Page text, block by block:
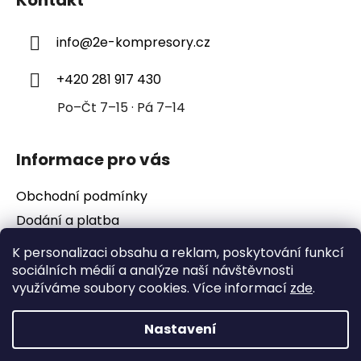
K personalizaci obsahu a reklam, poskytování funkcí
sociálních médií a analýze naší návštěvnosti
využíváme soubory cookies. Více informací zde.
Nastavení
info@2e-kompresory.cz
+420 281 917 430
Po–Čt 7–15 · Pá 7–14
Informace pro vás
Obchodní podmínky
Dodání a platba
Podmínky ochrany osobních údajů
Vytvořil Shoptet
Copyright 20262e-kompresory. Všechna práva